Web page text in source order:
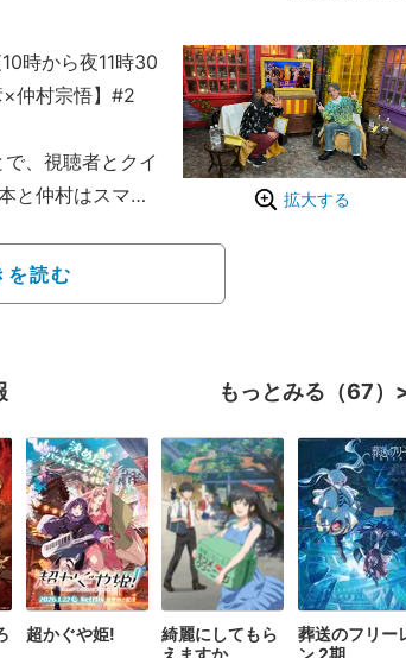
拡大する
時から夜11時30
仲村宗悟】#2
、視聴者とクイ
と仲村はスマー
メ”で対決を繰り
る」といったジ
フが審議にか
を読む
もっとみる（67）
超かぐや姫!
綺麗にしてもら
えますか。
葬送のフリー
ン 2期